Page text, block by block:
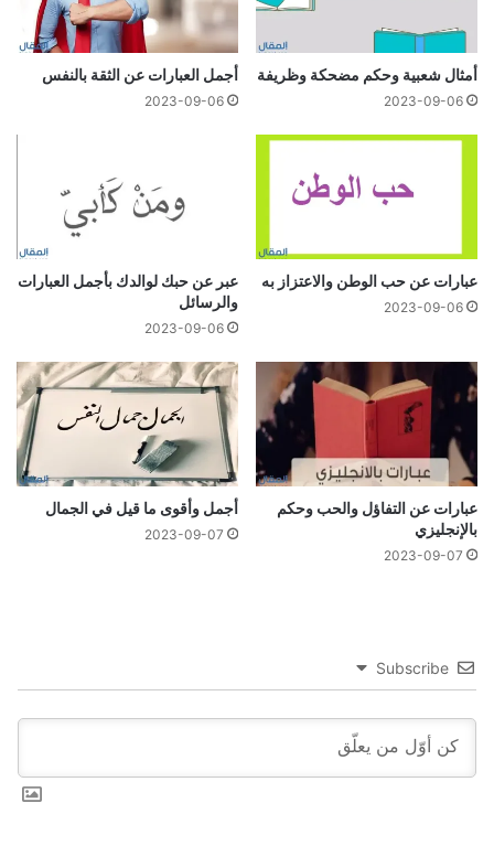
أمثال شعبية وحكم مضحكة وظريفة
2023-09-06
أجمل العبارات عن الثقة بالنفس
2023-09-06
عبارات عن حب الوطن والاعتزاز به
2023-09-06
عبر عن حبك لوالدك بأجمل العبارات
والرسائل
2023-09-06
عبارات عن التفاؤل والحب وحكم
بالإنجليزي
2023-09-07
أجمل وأقوى ما قيل في الجمال
2023-09-07
Subscribe